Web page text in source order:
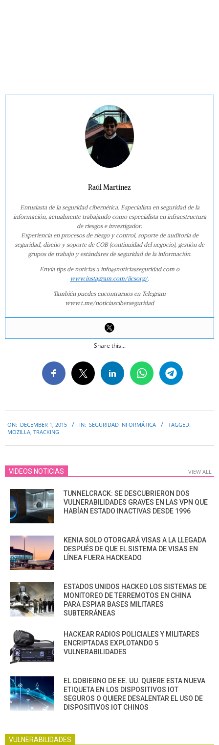
Raúl Martínez
Entusiasta de la seguridad cibernética. Especialista en seguridad de la
información, actualmente trabajando como especialista en infraestructura
de riesgos e investigador.
Experiencia en procesos de riesgo y control, soporte de auditoría de
seguridad, diseño y soporte de COB (continuidad del negocio), gestión de
grupos de trabajo y estándares de seguridad de la información.
Envía tips de noticias a info@noticiasseguridad.com o
www.instagram.com/iicsorg/.
También puedes encontrarnos en Telegram
www.t.me/noticiasciberseguridad
Share this...
12-
ON: DECEMBER 1, 2015 IN: SEGURIDAD INFORMÁTICA
TAGGED:
MOZILLA, TRACKING
VIDEOS NOTICIAS VIEW ALL
TUNNELCRACK: SE DESCUBRIERON DOS
VULNERABILIDADES GRAVES EN LAS VPN QUE
HABÍAN ESTADO INACTIVAS DESDE 1996
KENIA SOLO OTORGARÁ VISAS A LA LLEGADA
DESPUÉS DE QUE EL SISTEMA DE VISAS EN
LÍNEA FUERA HACKEADO
ESTADOS UNIDOS HACKEO LOS SISTEMAS DE
MONITOREO DE TERREMOTOS EN CHINA
PARA ESPIAR BASES MILITARES
SUBTERRÁNEAS
HACKEAR RADIOS POLICIALES Y MILITARES
ENCRIPTADAS EXPLOTANDO 5
VULNERABILIDADES
EL GOBIERNO DE EE. UU. QUIERE ESTA NUEVA
ETIQUETA EN LOS DISPOSITIVOS IOT
SEGUROS O QUIERE DESALENTAR EL USO DE
DISPOSITIVOS IOT CHINOS
VULNERABILIDADES